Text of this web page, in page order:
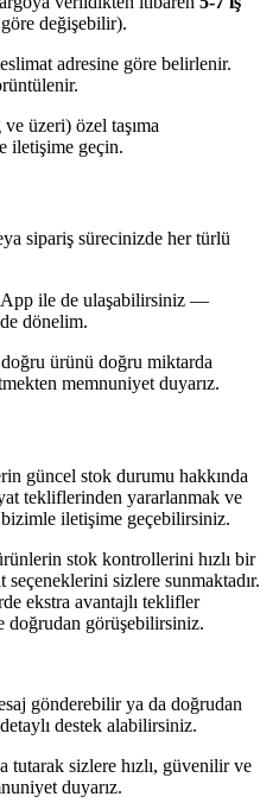
değişebilir).
adresine göre belirlenir.
üzeri) özel taşıma
iletişime geçin.
sipariş sürecinizde her türlü
ile de ulaşabilirsiniz —
dönelim.
ürünü doğru miktarda
memnuniyet duyarız.
güncel stok durumu hakkında
tekliflerinden yararlanmak ve
iletişime geçebilirsiniz.
stok kontrollerini hızlı bir
sizlere sunmaktadır.
ekstra avantajlı teklifler
doğrudan görüşebilirsiniz.
gönderebilir ya da doğrudan
destek alabilirsiniz.
sizlere hızlı, güvenilir ve
duyarız.